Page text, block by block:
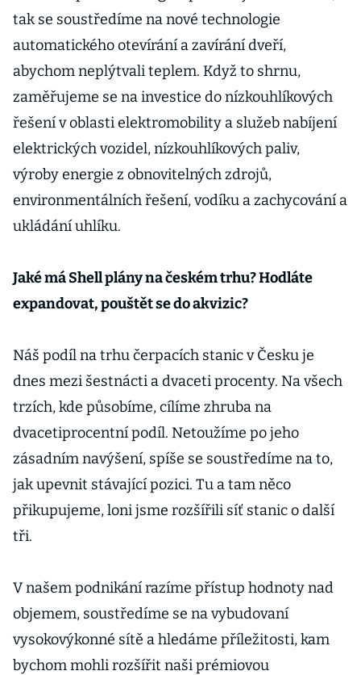
tak se soustředíme na nové technologie
automatického otevírání a zavírání dveří,
abychom neplýtvali teplem. Když to shrnu,
zaměřujeme se na investice do nízkouhlíkových
řešení v oblasti elektromobility a služeb nabíjení
elektrických vozidel, nízkouhlíkových paliv,
výroby energie z obnovitelných zdrojů,
environmentálních řešení, vodíku a zachycování a
ukládání uhlíku.
Jaké má Shell plány na českém trhu? Hodláte
expandovat, pouštět se do akvizic?
Náš podíl na trhu čerpacích stanic v Česku je
dnes mezi šestnácti a dvaceti procenty. Na všech
trzích, kde působíme, cílíme zhruba na
dvacetiprocentní podíl. Netoužíme po jeho
zásadním navýšení, spíše se soustředíme na to,
jak upevnit stávající pozici. Tu a tam něco
přikupujeme, loni jsme rozšířili síť stanic o další
tři.
V našem podnikání razíme přístup hodnoty nad
objemem, soustředíme se na vybudovaní
vysokovýkonné sítě a hledáme příležitosti, kam
bychom mohli rozšířit naši prémiovou